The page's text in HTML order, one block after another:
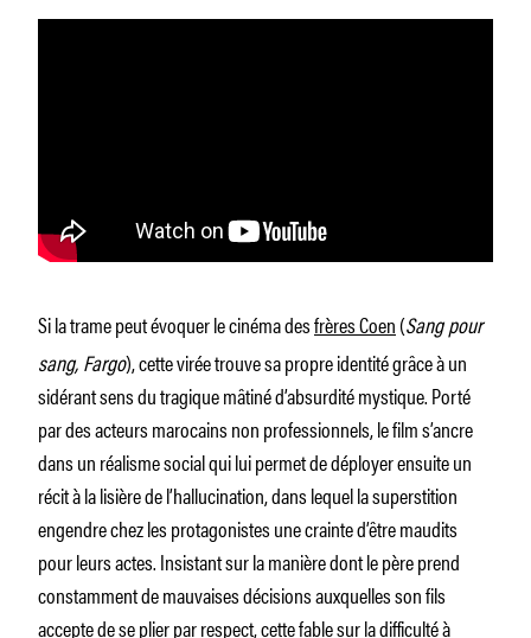
Si la trame peut évoquer le cinéma desfrères Coen(Sang pour
sang, Fargo), cette virée trouve sa propre identité grâce à un
sidérant sens du tragique mâtiné d’absurdité mystique. Porté
par des acteurs marocains non professionnels, le film s’ancre
dans un réalisme social qui lui permet de déployer ensuite un
récit à la lisière de l’hallucination, dans lequel la superstition
engendre chez les protagonistes une crainte d’être maudits
pour leurs actes. Insistant sur la manière dont le père prend
constamment de mauvaises décisions auxquelles son fils
accepte de se plier par respect, cette fable sur la difficulté à